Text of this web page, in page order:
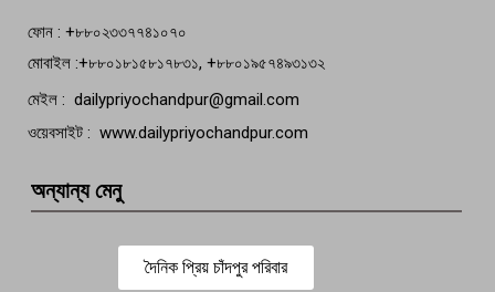
ফোন : +৮৮০২৩৩৭৭৪১০৭০
মোবাইল :+৮৮০১৮১৫৮১৭৮৩১, +৮৮০১৯৫৭৪৯৩১৩২
মেইল : dailypriyochandpur@gmail.com
ওয়েবসাইট : www.dailypriyochandpur.com
অন্যান্য মেনু
দৈনিক প্রিয় চাঁদপুর পরিবার